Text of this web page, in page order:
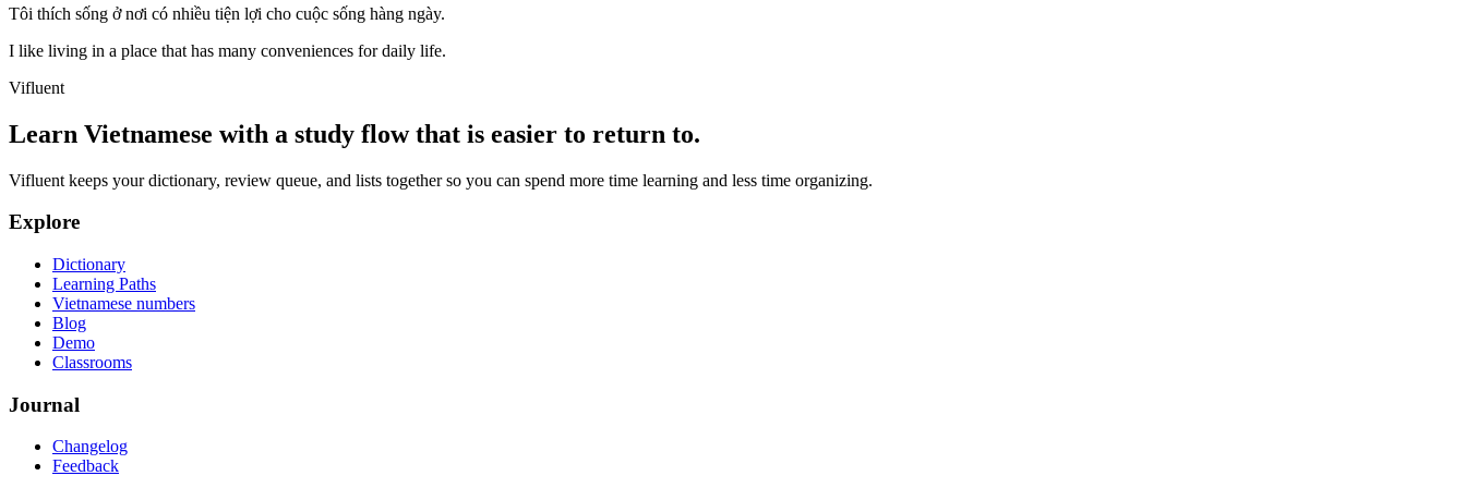
Tôi thích sống ở nơi có nhiều tiện lợi cho cuộc sống hàng ngày.
I like living in a place that has many conveniences for daily life.
Vifluent
Learn Vietnamese with a study flow that is easier to return to.
Vifluent keeps your dictionary, review queue, and lists together so you can spend more time learning and less time organizing.
Explore
Dictionary
Learning Paths
Vietnamese numbers
Blog
Demo
Classrooms
Journal
Changelog
Feedback